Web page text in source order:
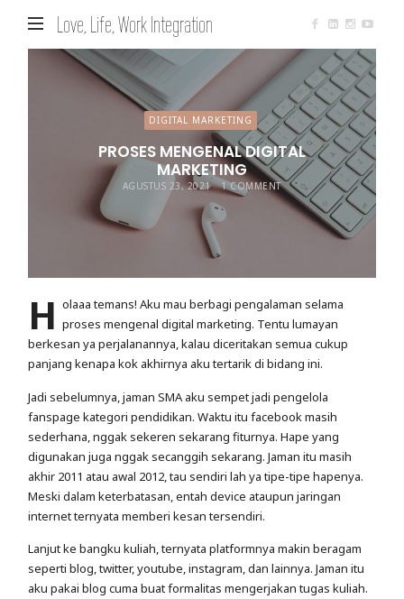
Love, Life, Work Integration
DIGITAL MARKETING
PROSES MENGENAL DIGITAL
MARKETING
AGUSTUS 23, 2021 1 COMMENT
H olaaa temans! Aku mau berbagi pengalaman selama
proses mengenal digital marketing. Tentu lumayan
berkesan ya perjalanannya, kalau diceritakan semua cukup
panjang kenapa kok akhirnya aku tertarik di bidang ini.
Jadi sebelumnya, jaman SMA aku sempet jadi pengelola
fanspage kategori pendidikan. Waktu itu facebook masih
sederhana, nggak sekeren sekarang fiturnya. Hape yang
digunakan juga nggak secanggih sekarang. Jaman itu masih
akhir 2011 atau awal 2012, tau sendiri lah ya tipe-tipe hapenya.
Meski dalam keterbatasan, entah device ataupun jaringan
internet ternyata memberi kesan tersendiri.
Lanjut ke bangku kuliah, ternyata platformnya makin beragam
seperti blog, twitter, youtube, instagram, dan lainnya. Jaman itu
aku pakai blog cuma buat formalitas mengerjakan tugas kuliah.